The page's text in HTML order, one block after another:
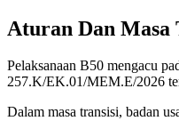
Aturan Dan Masa
Pelaksanaan B50 mengacu
257.K/EK.01/MEM.E/2026
Dalam masa transisi, badan